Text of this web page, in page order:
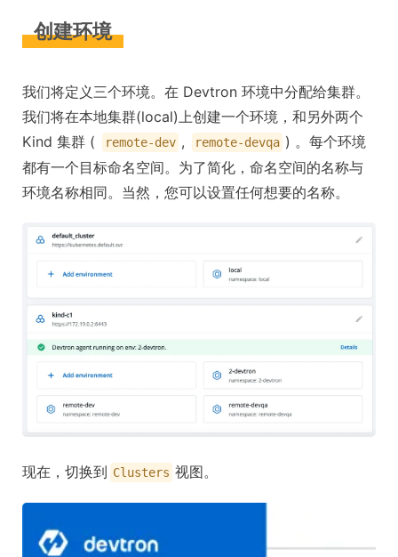
创建环境
我们将定义三个环境。在 Devtron 环境中分配给集群。
我们将在本地集群(local)上创建一个环境，和另外两个
Kind 集群 (
remote-dev , remote-devqa ) 。每个环境
都有一个目标命名空间。为了简化，命名空间的名称与
环境名称相同。当然，您可以设置任何想要的名称。
现在，切换到 Clusters 视图。